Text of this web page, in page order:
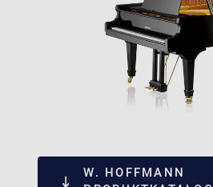
W. HOFFMANN